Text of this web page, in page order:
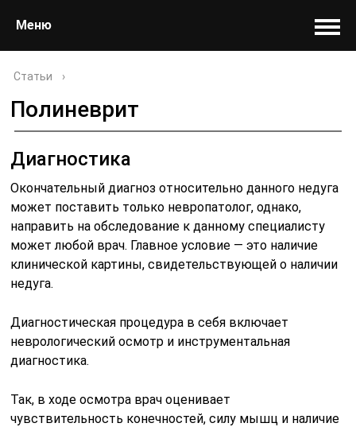
Меню
Статьи ›
Полиневрит
Диагностика
Окончательный диагноз относительно данного недуга
может поставить только невропатолог, однако,
направить на обследование к данному специалисту
может любой врач. Главное условие — это наличие
клинической картины, свидетельствующей о наличии
недуга.
Диагностическая процедура в себя включает
неврологический осмотр и инструментальная
диагностика.
Так, в ходе осмотра врач оценивает
чувствительность конечностей, силу мышц и наличие